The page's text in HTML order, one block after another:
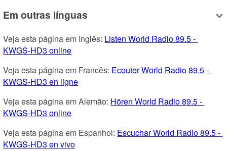
Em outras línguas
Veja esta página em Inglês: Listen World Radio 89.5 -
KWGS-HD3 online
Veja esta página em Francês: Ecouter World Radio 89.5 -
KWGS-HD3 en ligne
Veja esta página em Alemão: Hören World Radio 89.5 -
KWGS-HD3 online
Veja esta página em Espanhol: Escuchar World Radio 89.5 -
KWGS-HD3 en vivo